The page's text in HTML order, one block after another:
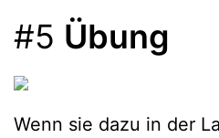
#5 Übung
Wenn sie dazu in der